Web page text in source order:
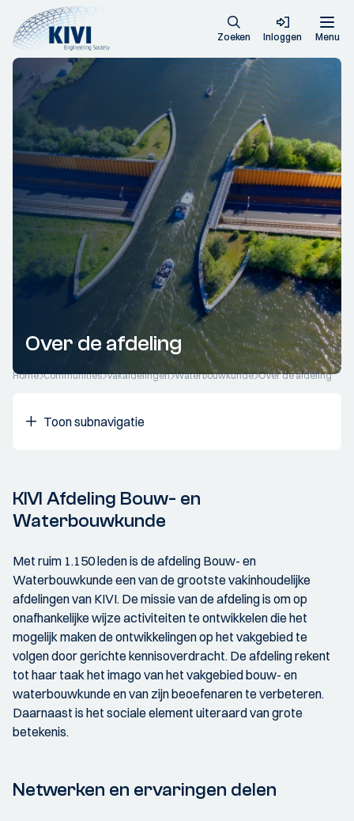
Zoeken Inloggen Menu
Over de afdeling
Home Communities Vakafdelingen Waterbouwkunde Over de afdeling
Toon subnavigatie
KIVI Afdeling Bouw- en
Waterbouwkunde
Met ruim 1.150 leden is de afdeling Bouw- en
Waterbouwkunde een van de grootste vakinhoudelijke
afdelingen van KIVI. De missie van de afdeling is om op
onafhankelijke wijze activiteiten te ontwikkelen die het
mogelijk maken de ontwikkelingen op het vakgebied te
volgen door gerichte kennisoverdracht. De afdeling rekent
tot haar taak het imago van het vakgebied bouw- en
waterbouwkunde en van zijn beoefenaren te verbeteren.
Daarnaast is het sociale element uiteraard van grote
betekenis.
Netwerken en ervaringen delen